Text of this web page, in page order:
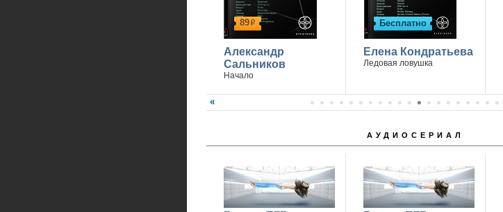
89р
Александр
Сальников
Начало
Бесплатно
Елена Кондратьева
Ледовая ловушка
АУДИОСЕРИАЛ